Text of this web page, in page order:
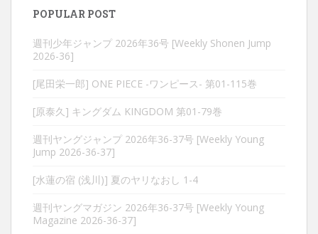
POPULAR POST
週刊少年ジャンプ 2026年36号 [Weekly Shonen Jump
2026-36]
[尾田栄一郎] ONE PIECE -ワンピース- 第01-115巻
[原泰久] キングダム KINGDOM 第01-79巻
週刊ヤングジャンプ 2026年36-37号 [Weekly Young
Jump 2026-36-37]
[水蓮の宿 (浅川)] 夏のヤリなおし 1-4
週刊ヤングマガジン 2026年36-37号 [Weekly Young
Magazine 2026-36-37]